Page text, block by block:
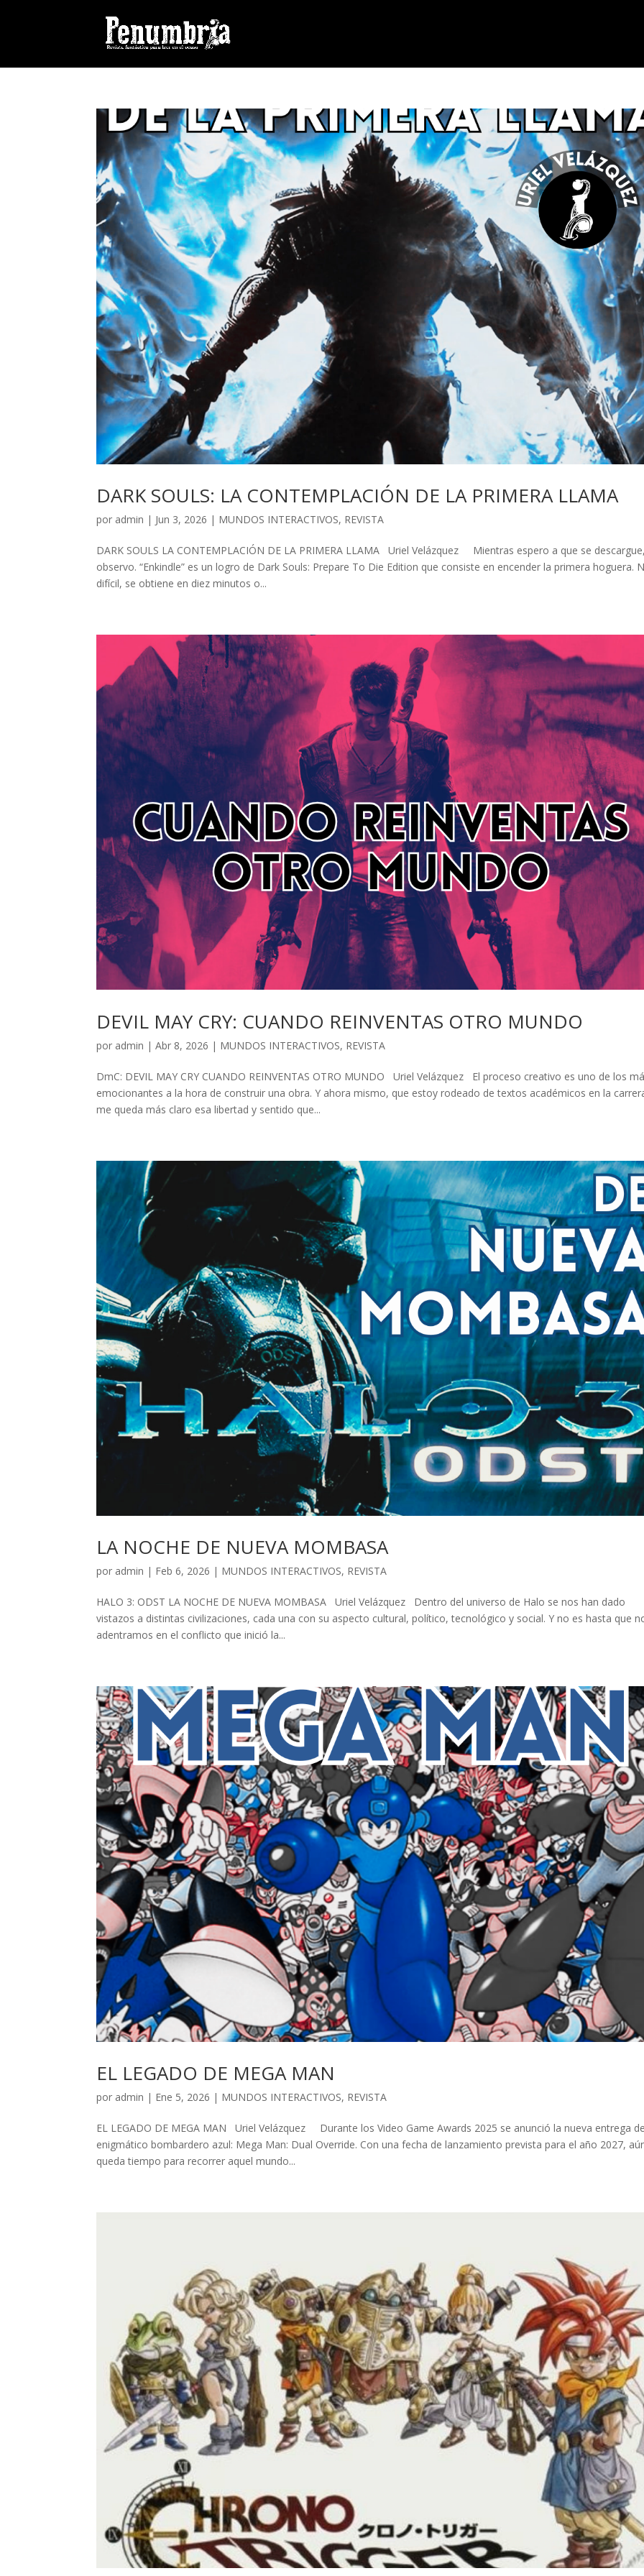
DARK SOULS: LA CONTEMPLACIÓN DE LA PRIMERA LLAMA
por admin | Jun 3, 2026 | MUNDOS INTERACTIVOS, REVISTA
DARK SOULS LA CONTEMPLACIÓN DE LA PRIMERA LLAMA Uriel Velázquez Mientras espero a que se
observo. “Enkindle” es un logro de Dark Souls: Prepare To Die Edition que consiste en encender la primera hoguera.
difícil, se obtiene en diez minutos o...
DEVIL MAY CRY: CUANDO REINVENTAS OTRO MUNDO
por admin | Abr 8, 2026 | MUNDOS INTERACTIVOS, REVISTA
DmC: DEVIL MAY CRY CUANDO REINVENTAS OTRO MUNDO Uriel Velázquez El proceso creativo es uno de los
emocionantes a la hora de construir una obra. Y ahora mismo, que estoy rodeado de textos académicos en la
me queda más claro esa libertad y sentido que...
LA NOCHE DE NUEVA MOMBASA
por admin | Feb 6, 2026 | MUNDOS INTERACTIVOS, REVISTA
HALO 3: ODST LA NOCHE DE NUEVA MOMBASA Uriel Velázquez Dentro del universo de Halo se nos han dado
vistazos a distintas civilizaciones, cada una con su aspecto cultural, político, tecnológico y social. Y no es hasta que
adentramos en el conflicto que inició la...
EL LEGADO DE MEGA MAN
por admin | Ene 5, 2026 | MUNDOS INTERACTIVOS, REVISTA
EL LEGADO DE MEGA MAN Uriel Velázquez Durante los Video Game Awards 2025 se anunció la nueva entrega
enigmático bombardero azul: Mega Man: Dual Override. Con una fecha de lanzamiento prevista para el año 2027,
queda tiempo para recorrer aquel mundo...